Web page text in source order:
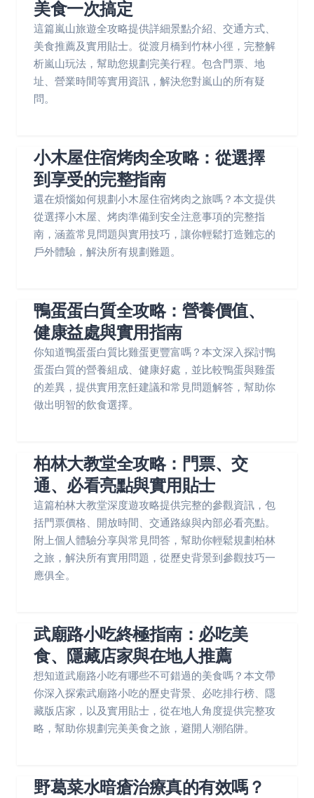
美食一次搞定
這篇嵐山旅遊全攻略提供詳細景點介紹、交通方式、
美食推薦及實用貼士。從渡月橋到竹林小徑，完整解
析嵐山玩法，幫助您規劃完美行程。包含門票、地
址、營業時間等實用資訊，解決您對嵐山的所有疑
問。
小木屋住宿烤肉全攻略：從選擇
到享受的完整指南
還在煩惱如何規劃小木屋住宿烤肉之旅嗎？本文提供
從選擇小木屋、烤肉準備到安全注意事項的完整指
南，涵蓋常見問題與實用技巧，讓你輕鬆打造難忘的
戶外體驗，解決所有規劃難題。
鴨蛋蛋白質全攻略：營養價值、
健康益處與實用指南
你知道鴨蛋蛋白質比雞蛋更豐富嗎？本文深入探討鴨
蛋蛋白質的營養組成、健康好處，並比較鴨蛋與雞蛋
的差異，提供實用烹飪建議和常見問題解答，幫助你
做出明智的飲食選擇。
柏林大教堂全攻略：門票、交
通、必看亮點與實用貼士
這篇柏林大教堂深度遊攻略提供完整的參觀資訊，包
括門票價格、開放時間、交通路線與內部必看亮點。
附上個人體驗分享與常見問答，幫助你輕鬆規劃柏林
之旅，解決所有實用問題，從歷史背景到參觀技巧一
應俱全。
武廟路小吃終極指南：必吃美
食、隱藏店家與在地人推薦
想知道武廟路小吃有哪些不可錯過的美食嗎？本文帶
你深入探索武廟路小吃的歷史背景、必吃排行榜、隱
藏版店家，以及實用貼士，從在地人角度提供完整攻
略，幫助你規劃完美美食之旅，避開人潮陷阱。
野葛菜水暗瘡治療真的有效嗎？